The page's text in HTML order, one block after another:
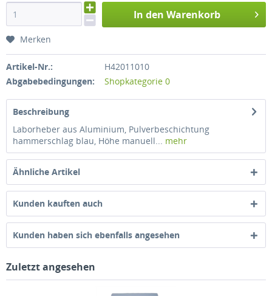
In den Warenkorb
Merken
Artikel-Nr.:
H42011010
Abgabebedingungen:
Shopkategorie 0
Beschreibung
Laborheber aus Aluminium, Pulverbeschichtung
hammerschlag blau, Höhe manuell... mehr
Ähnliche Artikel
Kunden kauften auch
Kunden haben sich ebenfalls angesehen
Zuletzt angesehen